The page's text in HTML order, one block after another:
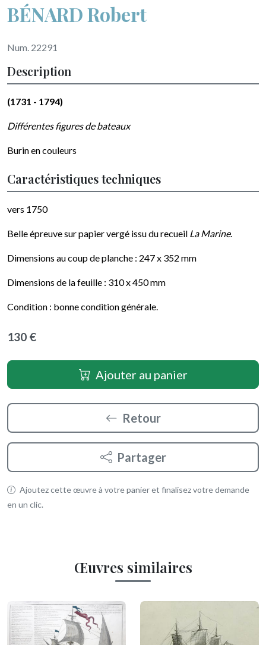
BÉNARD Robert
Num. 22291
Description
(1731 - 1794)
Différentes figures de bateaux
Burin en couleurs
Caractéristiques techniques
vers 1750
Belle épreuve sur papier vergé issu du recueil La Marine.
Dimensions au coup de planche : 247 x 352 mm
Dimensions de la feuille : 310 x 450 mm
Condition : bonne condition générale.
130 €
Ajouter au panier
Retour
Partager
Ajoutez cette œuvre à votre panier et finalisez votre demande
en un clic.
Œuvres similaires